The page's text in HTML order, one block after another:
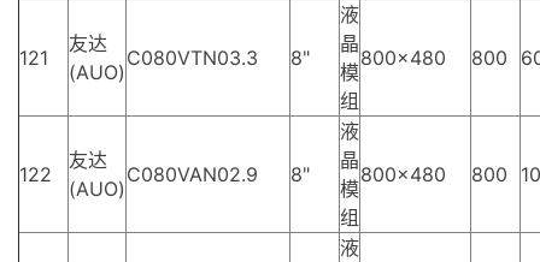
121
友达
(AUO)
C080VTN03.3 8"
液
晶
模
组
800×480 800
122
友达
(AUO)
C080VAN02.9 8"
液
晶
模
组
800×480 800
液